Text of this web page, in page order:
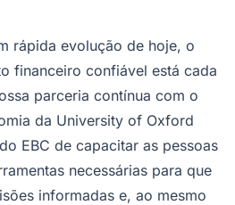
rápida evolução de hoje, o
financeiro confiável está cada
parceria contínua com o
da University of Oxford
EBC de capacitar as pessoas
necessárias para que
informadas e, ao mesmo